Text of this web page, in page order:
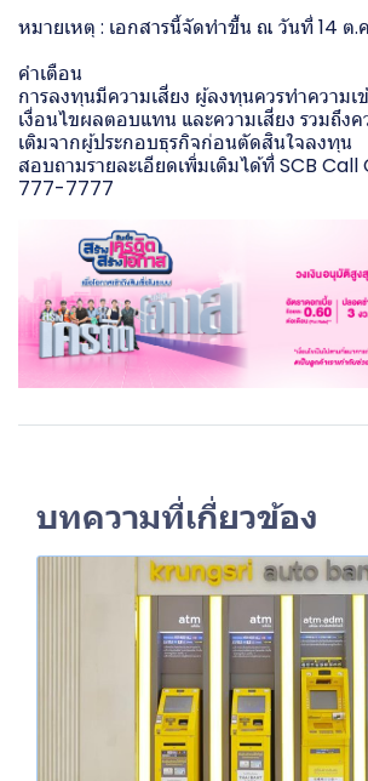
หมายเหตุ : เอกสารนี้จัดทำขึ้น ณ วันที่ 14 ต.
คำเตือน
การลงทุนมีความเสี่ยง ผู้ลงทุนควรทำความ
เงื่อนไขผลตอบแทน และความเสี่ยง รวมถึง
เติมจากผู้ประกอบธุรกิจก่อนตัดสินใจลงทุน
สอบถามรายละเอียดเพิ่มเติมได้ที่ SCB
777-7777
บทความที่เกี่ยวข้อง